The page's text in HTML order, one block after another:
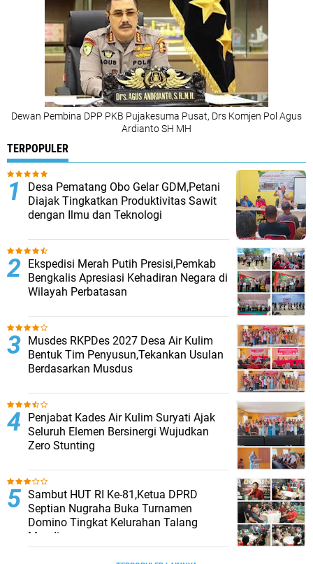
Dewan Pembina DPP PKB Pujakesuma Pusat, Drs Komjen Pol Agus
Ardianto SH MH
TERPOPULER
Desa Pematang Obo Gelar GDM,Petani
Diajak Tingkatkan Produktivitas Sawit
dengan Ilmu dan Teknologi
Ekspedisi Merah Putih Presisi,Pemkab
Bengkalis Apresiasi Kehadiran Negara di
Wilayah Perbatasan
Musdes RKPDes 2027 Desa Air Kulim
Bentuk Tim Penyusun,Tekankan Usulan
Berdasarkan Musdus
Penjabat Kades Air Kulim Suryati Ajak
Seluruh Elemen Bersinergi Wujudkan
Zero Stunting
Sambut HUT RI Ke-81,Ketua DPRD
Septian Nugraha Buka Turnamen
Domino Tingkat Kelurahan Talang
Mandi